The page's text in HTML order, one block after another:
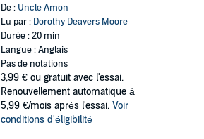
De : Uncle Amon
Lu par : Dorothy Deavers Moore
Durée : 20 min
Langue : Anglais
Pas de notations
3,99 € ou gratuit avec l'essai.
Renouvellement automatique à
5,99 €/mois après l'essai. Voir
conditions d'éligibilité